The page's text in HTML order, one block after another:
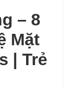
– 8
Mặt
| Trẻ